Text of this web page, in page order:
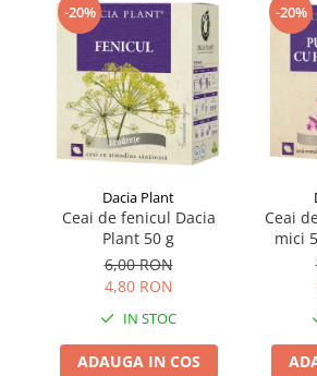
-20%
Dacia Plant
Ceai de fenicul Dacia
Plant 50 g
6,00 RON
4,80 RON
IN STOC
ADAUGA IN COS
-20%
Ceai
mici